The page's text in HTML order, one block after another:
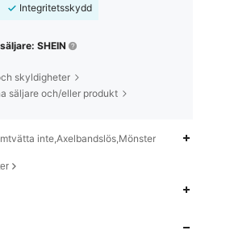
Integritetsskydd
SHEIN
skyldigheter
säljare och/eller produkt
inte,Axelbandslös,Mönster